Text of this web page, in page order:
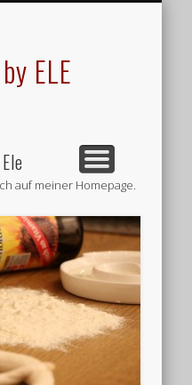
by ELE
auf meiner Homepage.